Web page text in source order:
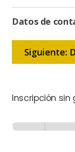
Datos de
Siguiente:
Inscripción
-